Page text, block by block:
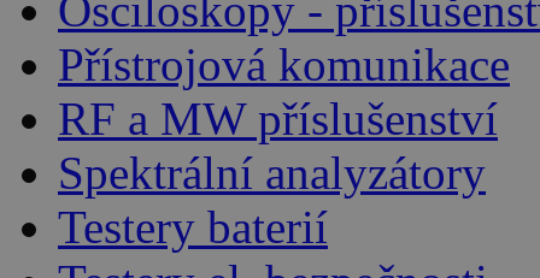
Osciloskopy -
Přístrojová komunikace
RF a MW příslušenství
Spektrální analyzátory
Testery baterií